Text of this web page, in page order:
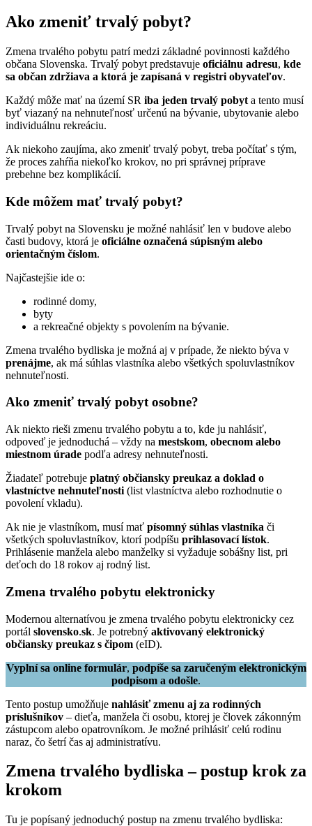
Ako zmeniť trvalý pobyt?
Zmena trvalého pobytu patrí medzi základné povinnosti každého
občana Slovenska. Trvalý pobyt predstavuje oficiálnu adresu, kde
sa občan zdržiava a ktorá je zapísaná v registri obyvateľov.
Každý môže mať na území SR iba jeden trvalý pobyt a tento musí
byť viazaný na nehnuteľnosť určenú na bývanie, ubytovanie alebo
individuálnu rekreáciu.
Ak niekoho zaujíma, ako zmeniť trvalý pobyt, treba počítať s tým,
že proces zahŕňa niekoľko krokov, no pri správnej príprave
prebehne bez komplikácií.
Kde môžem mať trvalý pobyt?
Trvalý pobyt na Slovensku je možné nahlásiť len v budove alebo
časti budovy, ktorá je oficiálne označená súpisným alebo
orientačným číslom.
Najčastejšie ide o:
rodinné domy,
byty
a rekreačné objekty s povolením na bývanie.
Zmena trvalého bydliska je možná aj v prípade, že niekto býva v
prenájme, ak má súhlas vlastníka alebo všetkých spoluvlastníkov
nehnuteľnosti.
Ako zmeniť trvalý pobyt osobne?
Ak niekto rieši zmenu trvalého pobytu a to, kde ju nahlásiť,
odpoveď je jednoduchá – vždy na mestskom, obecnom alebo
miestnom úrade podľa adresy nehnuteľnosti.
Žiadateľ potrebuje platný občiansky preukaz a doklad o
vlastníctve nehnuteľnosti (list vlastníctva alebo rozhodnutie o
povolení vkladu).
Ak nie je vlastníkom, musí mať písomný súhlas vlastníka či
všetkých spoluvlastníkov, ktorí podpíšu prihlasovací lístok.
Prihlásenie manžela alebo manželky si vyžaduje sobášny list, pri
deťoch do 18 rokov aj rodný list.
Zmena trvalého pobytu elektronicky
Modernou alternatívou je zmena trvalého pobytu elektronicky cez
portál slovensko.sk. Je potrebný aktivovaný elektronický
občiansky preukaz s čipom (eID).
Vyplní sa online formulár, podpíše sa zaručeným elektronickým
podpisom a odošle.
Tento postup umožňuje nahlásiť zmenu aj za rodinných
príslušníkov – dieťa, manžela či osobu, ktorej je človek zákonným
zástupcom alebo opatrovníkom. Je možné prihlásiť celú rodinu
naraz, čo šetrí čas aj administratívu.
Zmena trvalého bydliska – postup krok za
krokom
Tu je popísaný jednoduchý postup na zmenu trvalého bydliska: